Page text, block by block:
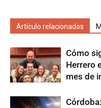
Artículo relacionados
Cómo
Herrero
mes de